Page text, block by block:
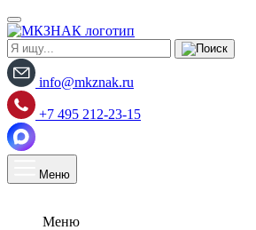
info@mkznak.ru
+7 495 212-23-15
Меню
Меню